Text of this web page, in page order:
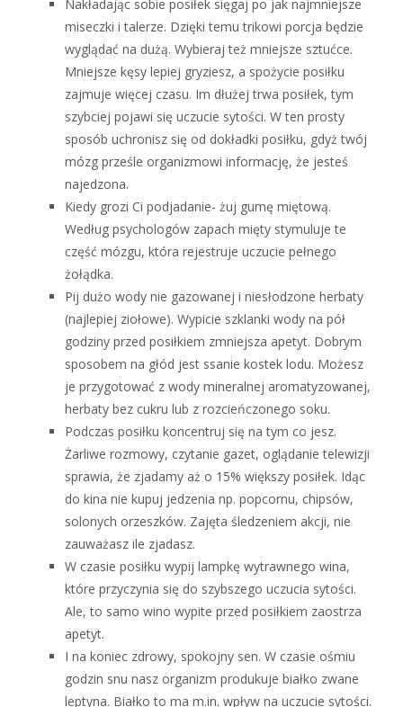
Nakładając sobie posiłek sięgaj po jak najmniejsze
miseczki i talerze. Dzięki temu trikowi porcja będzie
wyglądać na dużą. Wybieraj też mniejsze sztućce.
Mniejsze kęsy lepiej gryziesz, a spożycie posiłku
zajmuje więcej czasu. Im dłużej trwa posiłek, tym
szybciej pojawi się uczucie sytości. W ten prosty
sposób uchronisz się od dokładki posiłku, gdyż twój
mózg prześle organizmowi informację, że jesteś
najedzona.
Kiedy grozi Ci podjadanie- żuj gumę miętową.
Według psychologów zapach mięty stymuluje te
część mózgu, która rejestruje uczucie pełnego
żołądka.
Pij dużo wody nie gazowanej i niesłodzone herbaty
(najlepiej ziołowe). Wypicie szklanki wody na pół
godziny przed posiłkiem zmniejsza apetyt. Dobrym
sposobem na głód jest ssanie kostek lodu. Możesz
je przygotować z wody mineralnej aromatyzowanej,
herbaty bez cukru lub z rozcieńczonego soku.
Podczas posiłku koncentruj się na tym co jesz.
Żarliwe rozmowy, czytanie gazet, oglądanie telewizji
sprawia, że zjadamy aż o 15% większy posiłek. Idąc
do kina nie kupuj jedzenia np. popcornu, chipsów,
solonych orzeszków. Zajęta śledzeniem akcji, nie
zauważasz ile zjadasz.
W czasie posiłku wypij lampkę wytrawnego wina,
które przyczynia się do szybszego uczucia sytości.
Ale, to samo wino wypite przed posiłkiem zaostrza
apetyt.
I na koniec zdrowy, spokojny sen. W czasie ośmiu
godzin snu nasz organizm produkuje białko zwane
leptyna. Białko to ma m.in. wpływ na uczucie sytości.